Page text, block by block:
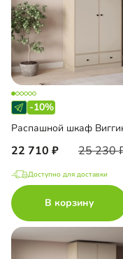
-10%
Распашной шкаф
22 710 25 230
Доступно для доставки
В корзину